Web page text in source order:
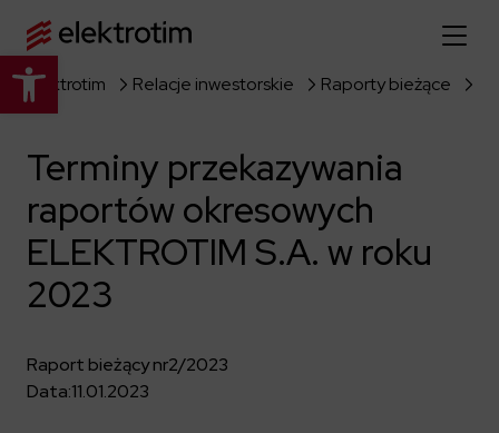
Otwórz pasek narzędzi
Strona główna
O nas
Więcej o nas
O firmie
Strategia
Historia
Grupa kapitałowa
Oferta
Poznaj pełną ofertę
Elektroenergetyka
Aktualności
Relacje inwestorskie
Elektrotim Relacje inwestorskie Raporty bieżące
Terminy przekazywania
raportów okresowych
ELEKTROTIM S.A. w roku
2023
Raport bieżący nr2/2023
Data:11.01.2023